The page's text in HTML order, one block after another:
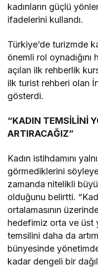
kadınların güçlü
ifadelerini kullandı.
Türkiye’de turizmde
önemli rol oynadığını
açılan ilk rehberlik
ilk turist rehberi olan
gösterdi.
“KADIN TEMSİLİNİ
ARTIRACAĞIZ”
Kadın istihdamını
görmediklerini
zamanda nitelikli
olduğunu belirtti.
ortalamasının
hedefimiz orta ve üst
temsilini daha da
bünyesinde
kadar dengeli bir